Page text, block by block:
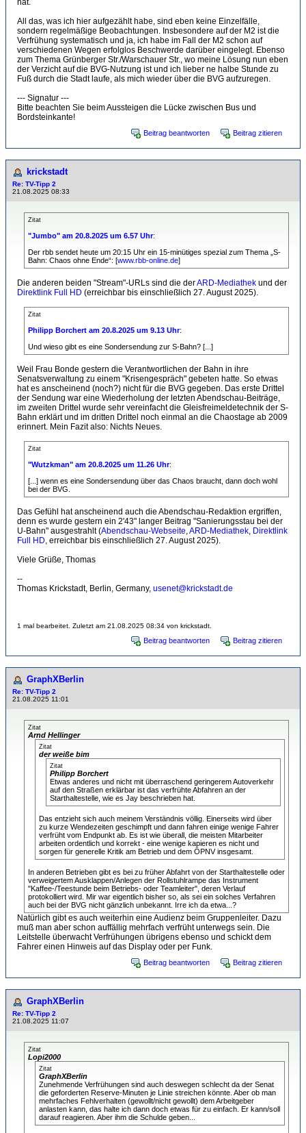
hat.
All das, was ich hier aufgezählt habe, sind eben keine Einzelfälle,
sondern regelmäßige Beobachtungen. Insbesondere auf der M2 ist die
Verfrühung systematisch und ja, ich habe im Fall der M2 schon auf
verschiedenen Wegen erfolglos Beschwerde darüber eingelegt. Ebenso
zum Thema Grünberger Str./Warschauer Str., wo meine Lösung nun eben
der Verzicht auf die BVG-Nutzung ist und ich lieber ne halbe Stunde zu
Fuß durch die Stadt laufe, als mich wieder über die BVG aufzuregen.
--- Signatur ---
Bitte beachten Sie beim Aussteigen die Lücke zwischen Bus und
Bordsteinkante!
Beitrag beantworten Beitrag zitieren
krickstadt
Re: TV-Tipp 2
21.08.2025 08:33
Zitat
"Jumbo" am 20.8.2025 um 6.57 Uhr:
Der rbb sendet heute um 20:15 Uhr ein 15-minütiges spezial zum Thema „S-
Bahn: Chaos ohne Ende“: [www.rbb-online.de]
Die anderen beiden "Stream"-URLs sind die derARD-Mediathek und der
Direktlink Full HD (erreichbar bis einschließlich 27. August 2025).
Zitat
Philipp Borchert am 20.8.2025 um 9.13 Uhr:
Und wieso gibt es eine Sondersendung zur S-Bahn? [...]
Weil Frau Bonde gestern die Verantwortlichen der Bahn in ihre
Senatsverwaltung zu einem "Krisengespräch" gebeten hatte. So etwas
hat es anscheinend (noch?) nicht für die BVG gegeben. Das erste Drittel
der Sendung war eine Wiederholung der letzten Abendschau-Beiträge,
im zweiten Drittel wurde sehr vereinfacht die Gleisfreimeldetechnik der S-
Bahn erklärt und im dritten Drittel noch einmal an die Chaostage ab 2009
erinnert. Mein Fazit also: Nichts Neues.
Zitat
"Wutzkman" am 20.8.2025 um 11.26 Uhr:
[...] wenn es eine Sondersendung über das Chaos braucht, dann doch wohl
bei der BVG.
Das Gefühl hat anscheinend auch die Abendschau-Redaktion ergriffen,
denn es wurde gestern ein 2'43" langer Beitrag "Sanierungsstau bei der
U-Bahn" ausgestrahlt (Abendschau-Webseite,ARD-Mediathek, Direktlink
Full HD, erreichbar bis einschließlich 27. August 2025).
Viele Grüße, Thomas
--
Thomas Krickstadt, Berlin, Germany, usenet@krickstadt.de
1 mal bearbeitet. Zuletzt am 21.08.2025 08:34 von krickstadt.
Beitrag beantworten Beitrag zitieren
GraphXBerlin
Re: TV-Tipp 2
21.08.2025 11:01
Zitat
Arnd Hellinger
Zitat
der weiße bim
Zitat
Philipp Borchert
Etwas anderes und nicht mit überraschend geringerem Autoverkehr
auf den Straßen erklärbar ist das verfrühte Abfahren an der
Starthaltestelle, wie es Jay beschrieben hat.
Das entzieht sich auch meinem Verständnis völlig. Einerseits wird über
zu kurze Wendezeiten geschimpft und dann fahren einige wenige Fahrer
verfrüht vom Endpunkt ab. Es ist wie überall, die meisten Mitarbeiter
arbeiten ordentlich und korrekt - eine wenige kapieren es nicht und
sorgen für generelle Kritik am Betrieb und dem ÖPNV insgesamt.
In anderen Betrieben gibt es bei zu früher Abfahrt von der Starthaltestelle oder
verweigertem Ausklappen/Anlegen der Rollstuhlrampe das Instrument
"Kaffee-/Teestunde beim Betriebs- oder Teamleiter", deren Verlauf
protokolliert wird. Mir war eigentlich bisher so, als sei ein solches Verfahren
auch bei der BVG nicht gänzlich unbekannt. Irre ich da etwa...?
Natürlich gibt es auch weiterhin eine Audienz beim Gruppenleiter. Dazu
muß man aber schon auffällig mehrfach verfrüht unterwegs sein. Die
Leitstelle überwacht Verfrühungen übrigens ebenso und schickt dem
Fahrer einen Hinweis auf das Display oder per Funk.
Beitrag beantworten Beitrag zitieren
GraphXBerlin
Re: TV-Tipp 2
21.08.2025 11:07
Zitat
Lopi2000
Zitat
GraphXBerlin
Zunehmende Verfrühungen sind auch deswegen schlecht da der Senat
die geforderten Reserve-Minuten je Linie streichen könnte. Aber ob man
mehrfaches Fehlverhalten (gewollt/nicht gewollt) dem Arbeitgeber
anlasten kann, das halte ich dann doch etwas für zu einfach. Er kann/soll
darauf reagieren. Aber ihm die Schulde geben...